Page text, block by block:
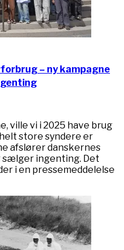
– ny kampagne
ville vi i 2025 have brug
store syndere er
afslører danskernes
sælger ingenting. Det
i en pressemeddelelse